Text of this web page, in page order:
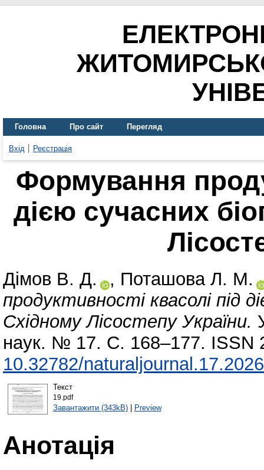
Головна Про сайт Перегляд
Вхід Реєстрація
Формування
дією сучасних
Дімов В. Д. , Поташова Л. М.
продуктивності квасолі під
Східному Лісостепу України.
наук. № 17. С. 168–177. ISSN
10.32782/
Текст
19.pdf
Завантажити (343kB)| Preview
Анотація